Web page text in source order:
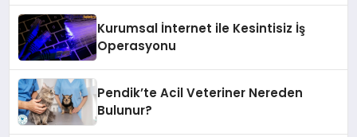
Kurumsal İnternet ile Kesintisiz İş
Operasyonu
Pendik’te Acil Veteriner Nereden
Bulunur?